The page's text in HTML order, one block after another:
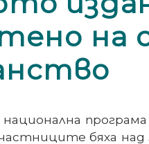
на
национална
бяха